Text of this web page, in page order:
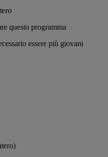
questo programma
essere più giovani